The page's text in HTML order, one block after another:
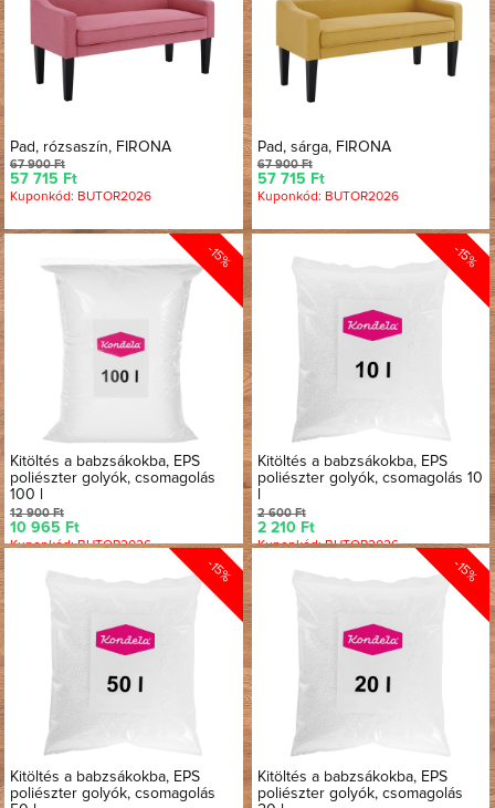
Pad, rózsaszín, FIRONA
67 900 Ft
57 715 Ft
Kuponkód: BUTOR2026
Pad, sárga, FIRONA
67 900 Ft
57 715 Ft
Kuponkód: BUTOR2026
-15%
Kitöltés a babzsákokba, EPS
poliészter golyók, csomagolás
100 l
12 900 Ft
10 965 Ft
Kuponkód: BUTOR2026
-15%
Kitöltés a babzsákokba, EPS
poliészter golyók, csomagolás 10
2 600 Ft
2 210 Ft
Kuponkód: BUTOR2026
-15%
Kitöltés a babzsákokba, EPS
poliészter golyók, csomagolás
-15%
Kitöltés a babzsákokba, EPS
poliészter golyók, csomagolás